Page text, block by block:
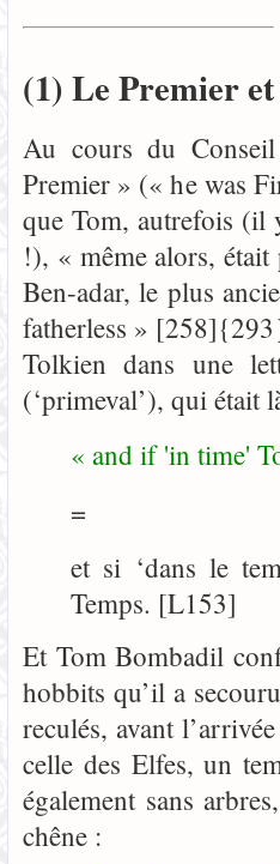
(1) Le Premier et
Au cours du
Premier » (« he was
que Tom, autrefois (il
!), « même alors,
Ben-adar, le plus
fatherless »
Tolkien dans une
(‘primeval’), qui était
« and if 'in time'
=
et si ‘dans le
Temps. [L153]
Et Tom Bombadil
hobbits qu’il a
reculés, avant
celle des Elfes, un
également sans
chêne :